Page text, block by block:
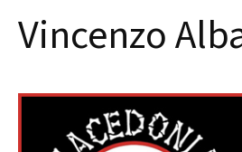
Vincenzo